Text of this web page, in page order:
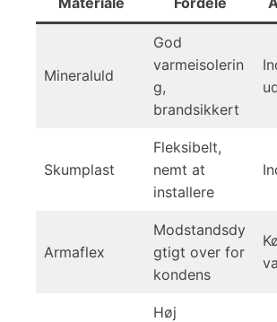
Mineraluld
God
varmeisolerin
g,
brandsikkert
Skumplast
Fleksibelt,
nemt at
installere
Armaflex
Modstandsdy
gtigt over for
kondens
Høj